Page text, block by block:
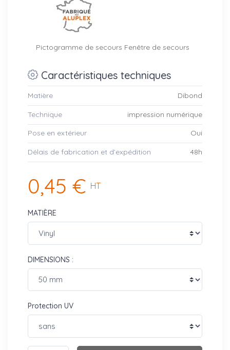
Pictogramme de secours Fenêtre de secours
Caractéristiques techniques
Matière Dibond
Technique impression numérique
Pose en extérieur Oui
Délais de fabrication et d’expédition 48h
0,45 € HT
MATIÈRE
DIMENSIONS :
Protection UV